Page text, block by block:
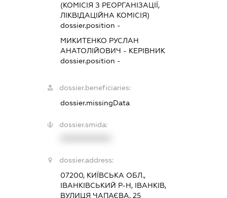
(КОМІСІЯ З РЕОРГАНІЗАЦІЇ,
ЛІКВІДАЦІЙНА КОМІСІЯ)
dossier.position -
МИКИТЕНКО РУСЛАН
АНАТОЛІЙОВИЧ - КЕРІВНИК
dossier.position -
dossier.beneficiaries:
dossier.missingData
dossier.smida:
dossier.address:
07200, КИЇВСЬКА ОБЛ.,
ІВАНКІВСЬКИЙ Р-Н, ІВАНКІВ,
ВУЛИЦЯ ЧАПАЄВА, 25